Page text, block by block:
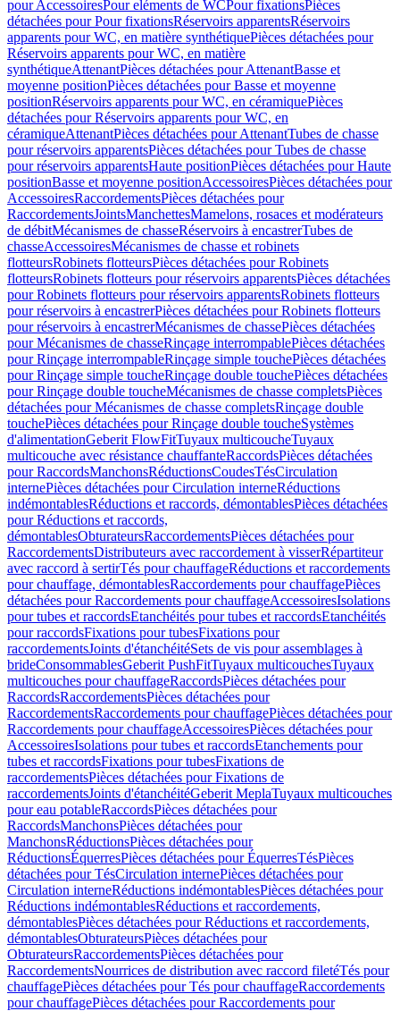
pour AccessoiresPour eléments de WCPour fixationsPièces
détachées pour Pour fixationsRéservoirs apparentsRéservoirs
apparents pour WC, en matière synthétiquePièces détachées pour
Réservoirs apparents pour WC, en matière
synthétiqueAttenantPièces détachées pour AttenantBasse et
moyenne positionPièces détachées pour Basse et moyenne
positionRéservoirs apparents pour WC, en céramiquePièces
détachées pour Réservoirs apparents pour WC, en
céramiqueAttenantPièces détachées pour AttenantTubes de chasse
pour réservoirs apparentsPièces détachées pour Tubes de chasse
pour réservoirs apparentsHaute positionPièces détachées pour Haute
positionBasse et moyenne positionAccessoiresPièces détachées pour
AccessoiresRaccordementsPièces détachées pour
RaccordementsJointsManchettesMamelons, rosaces et modérateurs
de débitMécanismes de chasseRéservoirs à encastrerTubes de
chasseAccessoiresMécanismes de chasse et robinets
flotteursRobinets flotteursPièces détachées pour Robinets
flotteursRobinets flotteurs pour réservoirs apparentsPièces détachées
pour Robinets flotteurs pour réservoirs apparentsRobinets flotteurs
pour réservoirs à encastrerPièces détachées pour Robinets flotteurs
pour réservoirs à encastrerMécanismes de chassePièces détachées
pour Mécanismes de chasseRinçage interrompablePièces détachées
pour Rinçage interrompableRinçage simple touchePièces détachées
pour Rinçage simple toucheRinçage double touchePièces détachées
pour Rinçage double toucheMécanismes de chasse completsPièces
détachées pour Mécanismes de chasse completsRinçage double
touchePièces détachées pour Rinçage double toucheSystèmes
d'alimentationGeberit FlowFitTuyaux multicoucheTuyaux
multicouche avec résistance chauffanteRaccordsPièces détachées
pour RaccordsManchonsRéductionsCoudesTésCirculation
internePièces détachées pour Circulation interneRéductions
indémontablesRéductions et raccords, démontablesPièces détachées
pour Réductions et raccords,
démontablesObturateursRaccordementsPièces détachées pour
RaccordementsDistributeurs avec raccordement à visserRépartiteur
avec raccord à sertirTés pour chauffageRéductions et raccordements
pour chauffage, démontablesRaccordements pour chauffagePièces
détachées pour Raccordements pour chauffageAccessoiresIsolations
pour tubes et raccordsEtanchéités pour tubes et raccordsEtanchéités
pour raccordsFixations pour tubesFixations pour
raccordementsJoints d'étanchéitéSets de vis pour assemblages à
brideConsommablesGeberit PushFitTuyaux multicouchesTuyaux
multicouches pour chauffageRaccordsPièces détachées pour
RaccordsRaccordementsPièces détachées pour
RaccordementsRaccordements pour chauffagePièces détachées pour
Raccordements pour chauffageAccessoiresPièces détachées pour
AccessoiresIsolations pour tubes et raccordsEtanchements pour
tubes et raccordsFixations pour tubesFixations de
raccordementsPièces détachées pour Fixations de
raccordementsJoints d'étanchéitéGeberit MeplaTuyaux multicouches
pour eau potableRaccordsPièces détachées pour
RaccordsManchonsPièces détachées pour
ManchonsRéductionsPièces détachées pour
RéductionsÉquerresPièces détachées pour ÉquerresTésPièces
détachées pour TésCirculation internePièces détachées pour
Circulation interneRéductions indémontablesPièces détachées pour
Réductions indémontablesRéductions et raccordements,
démontablesPièces détachées pour Réductions et raccordements,
démontablesObturateursPièces détachées pour
ObturateursRaccordementsPièces détachées pour
RaccordementsNourrices de distribution avec raccord filetéTés pour
chauffagePièces détachées pour Tés pour chauffageRaccordements
pour chauffagePièces détachées pour Raccordements pour